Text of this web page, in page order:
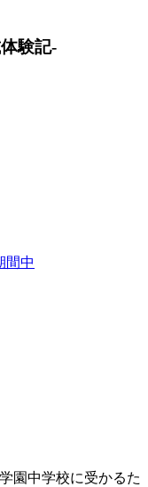
間中
園中学校に受かるた